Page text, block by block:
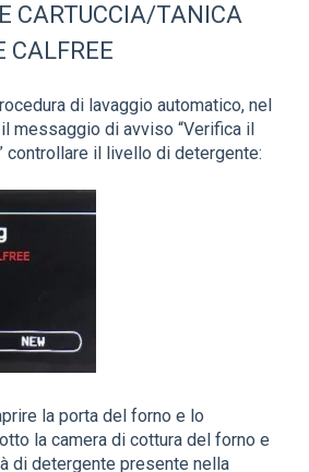
CARTUCCIA/TANICA
CALFREE
di lavaggio automatico, nel
messaggio di avviso “Verifica il
controllare il livello di detergente:
la porta del forno e lo
la camera di cottura del forno e
di detergente presente nella